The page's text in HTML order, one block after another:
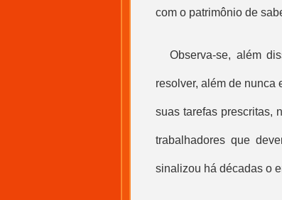
com o patrimônio de
Observa-se, além
resolver, além de nunca
suas tarefas prescritas,
trabalhadores que
sinalizou há décadas o